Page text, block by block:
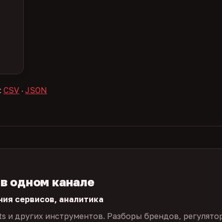
CSV · JSON
одном канале
сервисов, аналитика
и других инструментов. Разборы брендов,